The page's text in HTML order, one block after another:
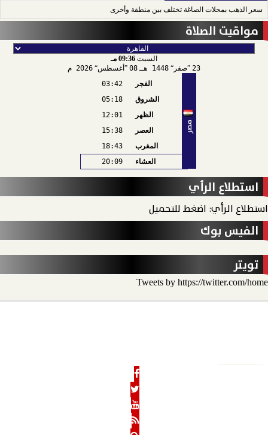
سعر الذهب بمحلات الصاغة تختلف بين منطقة وأخرى
مواقيت الصلاة
السبت 09:36 مـ
23 صفر 1448 هـ 08 أغسطس 2026 م
مصر
الفجر
03:42
الشروق
05:18
الظهر
12:01
العصر
15:38
المغرب
18:43
العشاء
20:09
استطلاع الرأي
استطلاع الرأي: اضغط للتحميل
الفيس بوك
تويتر
Tweets by https://twitter.com/home